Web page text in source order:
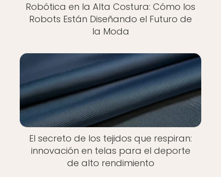
Robótica en la Alta Costura: Cómo los
Robots Están Diseñando el Futuro de
la Moda
El secreto de los tejidos que respiran:
innovación en telas para el deporte
de alto rendimiento